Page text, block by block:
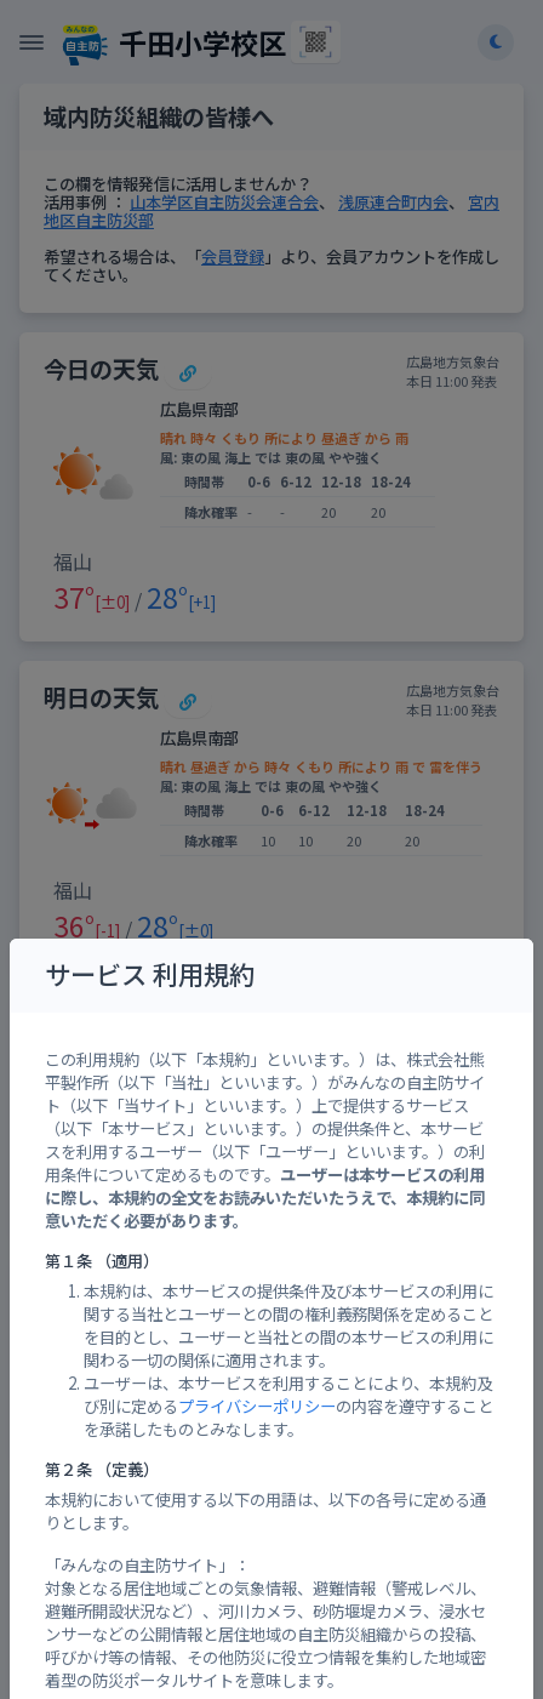
千田小学校区
サービス 利用規約
この利用規約（以下「本規約」といいます。）は、株式会社熊
平製作所（以下「当社」といいます。）がみんなの自主防サイ
ト（以下「当サイト」といいます。）上で提供するサービス
（以下「本サービス」といいます。）の提供条件と、本サービ
スを利用するユーザー（以下「ユーザー」といいます。）の利
用条件について定めるものです。 ユーザーは本サービスの利用
に際し、本規約の全文をお読みいただいたうえで、本規約に同
意いただく必要があります。
第１条 （適用）
本規約は、本サービスの提供条件及び本サービスの利用に
関する当社とユーザーとの間の権利義務関係を定めること
を目的とし、ユーザーと当社との間の本サービスの利用に
関わる一切の関係に適用されます。
ユーザーは、本サービスを利用することにより、本規約及
び別に定めるプライバシーポリシーの内容を遵守すること
を承諾したものとみなします。
第２条 （定義）
本規約において使用する以下の用語は、以下の各号に定める通
りとします。
「みんなの自主防サイト」：
対象となる居住地域ごとの気象情報、避難情報（警戒レベル、
避難所開設状況など）、河川カメラ、砂防堰堤カメラ、浸水セ
ンサーなどの公開情報と居住地域の自主防災組織からの投稿、
呼びかけ等の情報、その他防災に役立つ情報を集約した地域密
着型の防災ポータルサイトを意味します。
域内防災組織の皆様へ
この欄を情報発信に活用しませんか？
活用事例 ： 山本学区自主防災会連合会、 浅原連合町内会、 宮内
地区自主防災部
希望される場合は、「会員登録」より、会員アカウントを作成し
てください。
今日の天気
広島地方気象台
本日 11:00 発表
広島県南部
晴れ 時々 くもり 所により 昼過ぎ から 雨
風: 東の風 海上 では 東の風 やや強く
時間帯
0-6 6-12 12-18 18-24
降水確率 - - 20 20
福山
37°[±0] / 28°[+1]
明日の天気
広島地方気象台
本日 11:00 発表
広島県南部
晴れ 昼過ぎ から 時々 くもり 所により 雨 で 雷を伴う
風: 東の風 海上 では 東の風 やや強く
時間帯
0-6 6-12 12-18
18-24
降水確率
10 10 20 20
福山
36°[-1] / 28°[±0]
対象：福山市
【継続】乾燥注意報
警戒レベルと避難情報
福山市内：
発令なし
周辺の避難所情報
避難所
千田小学校（グラウンド）